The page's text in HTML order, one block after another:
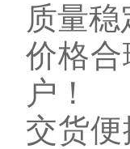
质量
价格
户！
交货